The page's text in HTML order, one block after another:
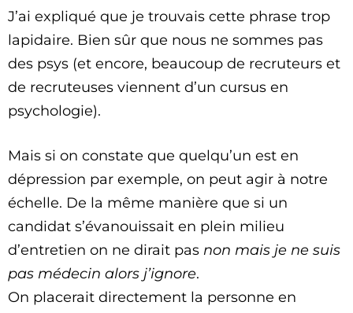
J’ai expliqué que je trouvais cette phrase trop
lapidaire. Bien sûr que nous ne sommes pas
des psys (et encore, beaucoup de recruteurs et
de recruteuses viennent d’un cursus en
psychologie).
Mais si on constate que quelqu’un est en
dépression par exemple, on peut agir à notre
échelle. De la même manière que si un
candidat s’évanouissait en plein milieu
d’entretien on ne dirait pas non mais je ne suis
pas médecin alors j’ignore.
On placerait directement la personne en